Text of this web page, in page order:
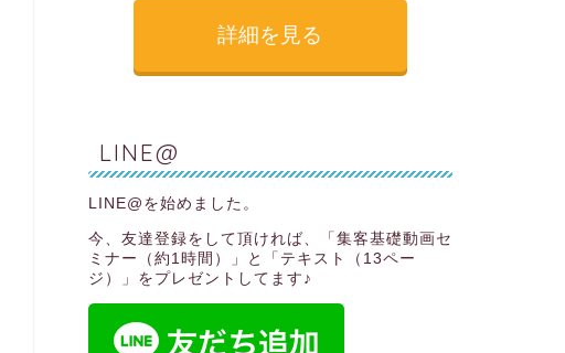
詳細を見る
LINE@
LINE@を始めました。
今、友達登録をして頂ければ、
「集客基礎動画セ
ミナー（約1時間）」と「テキスト（13ペー
ジ）」 をプレゼントしてます♪